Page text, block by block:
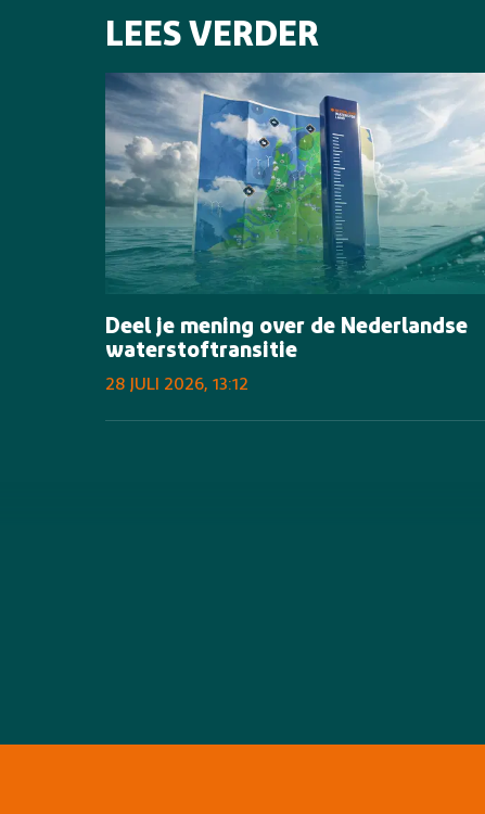
LEES VERDER
Deel je mening over de Nederlandse
waterstoftransitie
28 JULI 2026, 13:12